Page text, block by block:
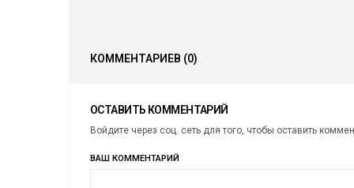
КОММЕНТАРИЕВ (0)
ОСТАВИТЬ КОММЕНТАРИЙ
Войдите через соц. сеть для того, чтобы оставить
ВАШ КОММЕНТАРИЙ